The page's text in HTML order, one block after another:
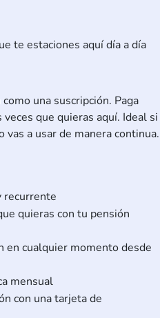
te estaciones aquí día a día
una suscripción. Paga
que quieras aquí. Ideal si
vas a usar de manera continua.
recurrente
quieras con tu pensión
en cualquier momento desde
mensual
con una tarjeta de